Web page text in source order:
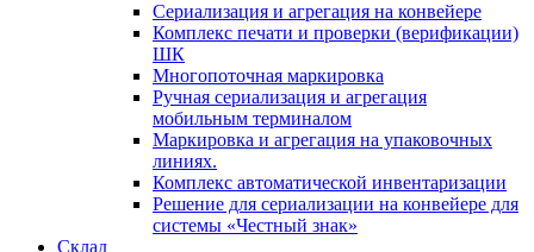
Сериализация и агрегация на конвейере
Комплекс печати и проверки (верификации)
ШК
Многопоточная маркировка
Ручная сериализация и агрегация
мобильным терминалом
Маркировка и агрегация на упаковочных
линиях.
Комплекс автоматической инвентаризации
Решение для сериализации на конвейере для
системы «Честный знак»
Склад